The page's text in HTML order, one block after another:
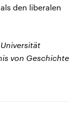
den liberalen
von Geschichte